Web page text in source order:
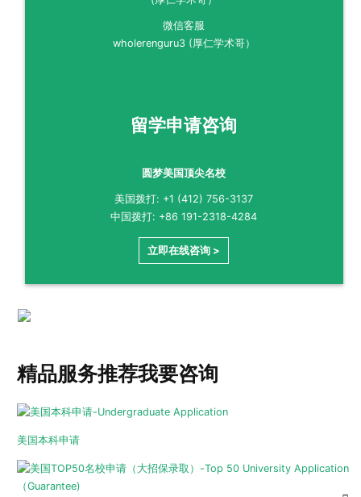
微信客服
wholerenguru3 (厚仁学术哥）
留学申请咨询
圆梦美国顶尖名校
美国拨打: +1 (412) 756-3137
中国拨打: +86 191-2318-4284
立即在线咨询 >
精品服务推荐我要咨询
美国本科申请